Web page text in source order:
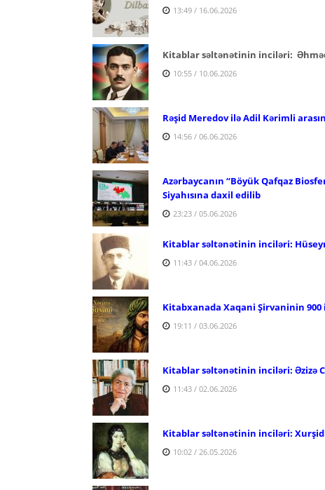
13:49 / 16.06.2026
Kitablar səltənətinin inciləri:
10:55 / 10.06.2026
Rəşid Meredov ilə Adil Kərimli
14:56 / 06.06.2026
Azərbaycanın “Böyük Qafqaz
Siyahısına daxil edilib
23:23 / 05.06.2026
Kitablar səltənətinin inciləri:
11:43 / 04.06.2026
Kitabxanada Xaqani Şirvaninin
19:11 / 03.06.2026
Kitablar səltənətinin inciləri: Əzizə
11:43 / 02.06.2026
Kitablar səltənətinin inciləri:
10:02 / 26.05.2026